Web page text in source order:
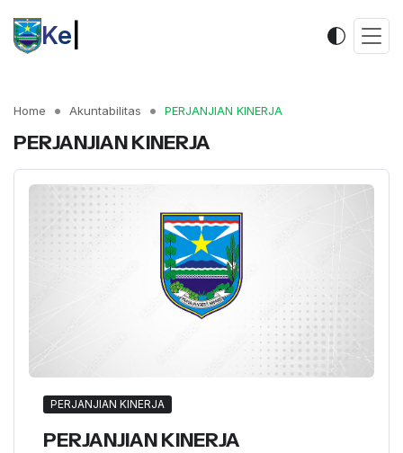
Kecam
Home Akuntabilitas PERJANJIAN KINERJA
PERJANJIAN KINERJA
PERJANJIAN KINERJA
PERJANJIAN KINERJA